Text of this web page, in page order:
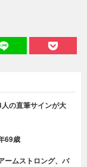
の直筆サインが大
69歳
ームストロング、バ